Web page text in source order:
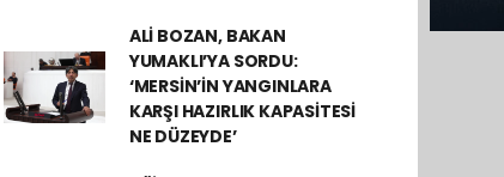
ALİ BOZAN, BAKAN
YUMAKLI’YA SORDU:
‘MERSİN’İN YANGINLARA
KARŞI HAZIRLIK KAPASİTESİ
NE DÜZEYDE’